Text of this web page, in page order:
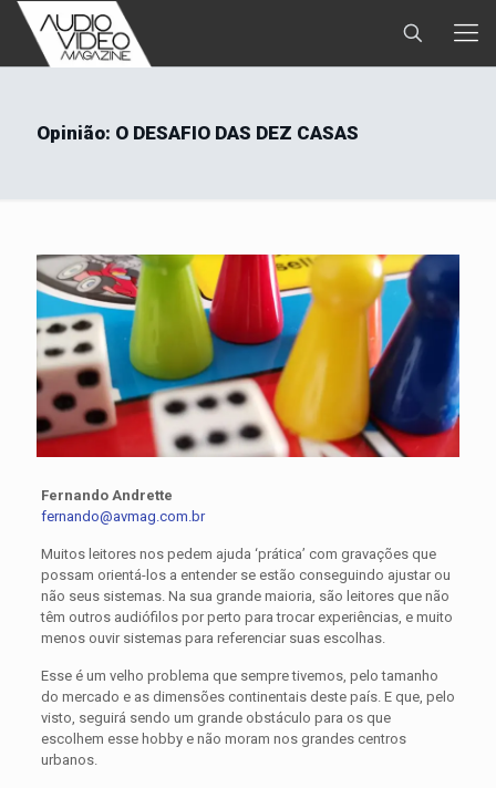
Opinião: O DESAFIO DAS DEZ CASAS
Fernando Andrette
fernando@avmag.com.br
Muitos leitores nos pedem ajuda ‘prática’ com gravações que
possam orientá-los a entender se estão conseguindo ajustar ou
não seus sistemas. Na sua grande maioria, são leitores que não
têm outros audiófilos por perto para trocar experiências, e muito
menos ouvir sistemas para referenciar suas escolhas.
Esse é um velho problema que sempre tivemos, pelo tamanho
do mercado e as dimensões continentais deste país. E que, pelo
visto, seguirá sendo um grande obstáculo para os que
escolhem esse hobby e não moram nos grandes centros
urbanos.